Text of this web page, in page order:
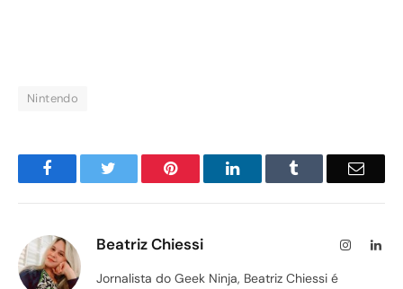
Nintendo
Facebook Pinterest LinkedIn Email
Beatriz Chiessi Instagram
Jornalista do Geek Ninja, Beatriz Chiessi é